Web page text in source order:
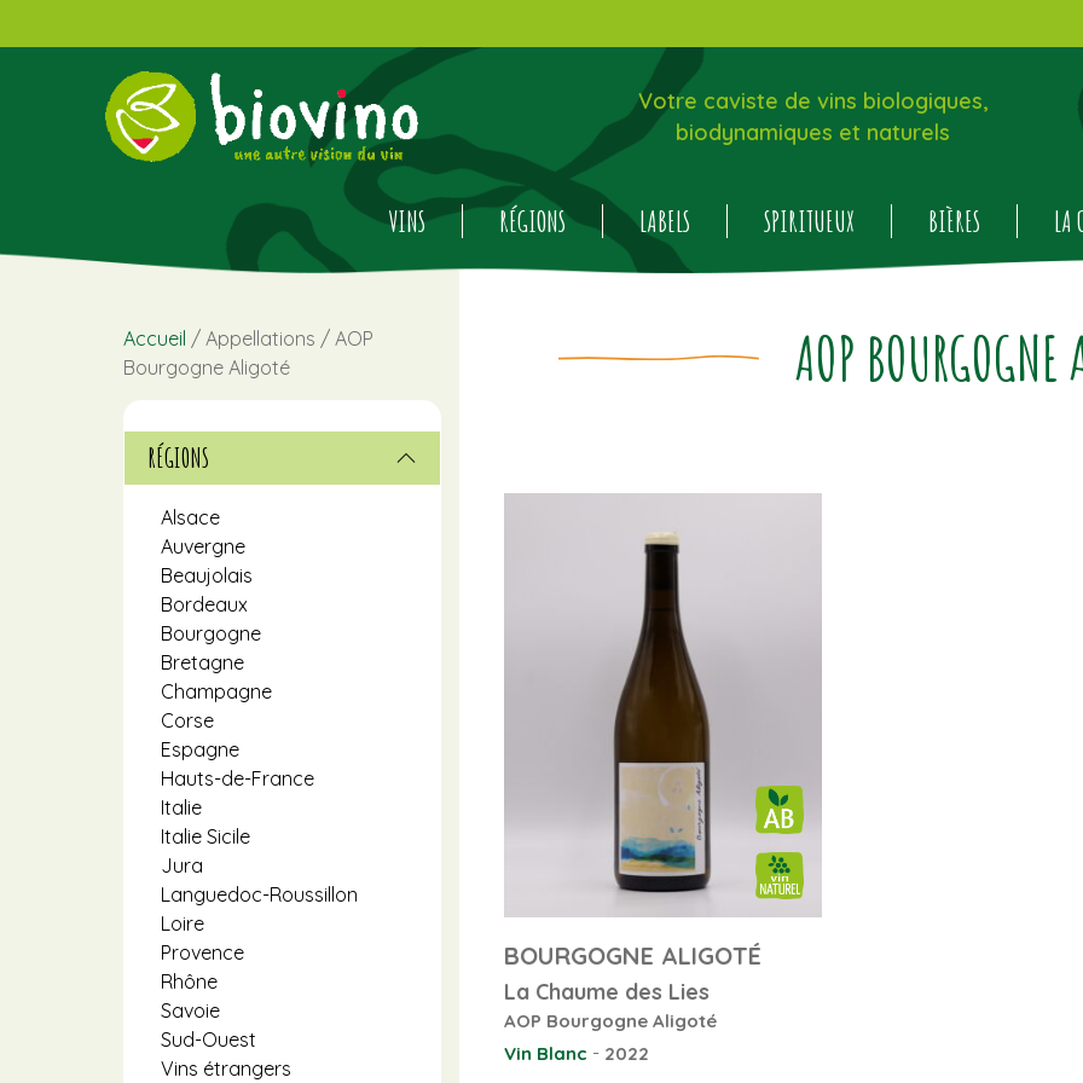
Votre caviste de vins biologiques,
biodynamiques et naturels
VINS RÉGIONS LABELS SPIRITUEUX BIÈRES LA
AOP BOURGOGNE
BOURGOGNE ALIGOTÉ
La Chaume des Lies
AOP Bourgogne Aligoté
Vin Blanc - 2022
Accueil / Appellations / AOP
Bourgogne Aligoté
RÉGIONS
Alsace
Auvergne
Beaujolais
Bordeaux
Bourgogne
Bretagne
Champagne
Corse
Espagne
Hauts-de-France
Italie
Italie Sicile
Jura
Languedoc-Roussillon
Loire
Provence
Rhône
Savoie
Sud-Ouest
Vins étrangers